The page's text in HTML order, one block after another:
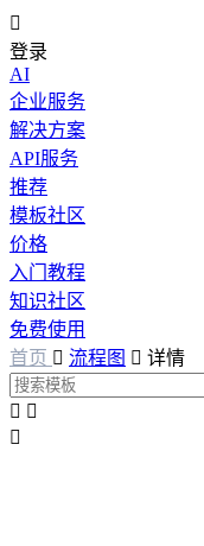

登录
AI
企业服务
解决方案
API服务
推荐
模板社区
价格
入门教程
知识社区
免费使用
首页  流程图  详情
 
